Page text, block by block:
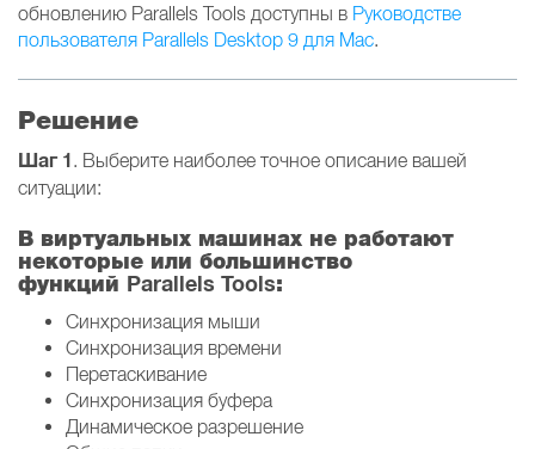
обновлению Parallels Tools доступны в Руководстве
пользователя Parallels Desktop 9 для Mac.
Решение
Шаг 1. Выберите наиболее точное описание вашей
ситуации:
В виртуальных машинах не работают
некоторые или большинство
функций Parallels Tools:
Синхронизация мыши
Синхронизация времени
Перетаскивание
Синхронизация буфера
Динамическое разрешение